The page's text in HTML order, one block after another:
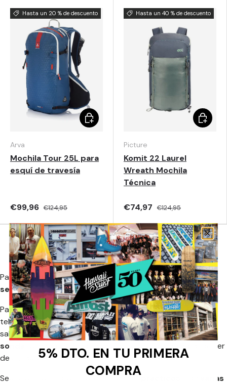
Hasta un 20 % de descuento
Arva
Mochila Tour 25L para
esquí de travesía
€99,96 €124,95
Elegir opciones
Hasta un 40 % de descuento
Picture
Komit 22 Laurel
Wreath Mochila
Técnica
€74,97 €124,95
Elegir
Partir en montañarequiere tener todas estas cosas
seguras!
Para poner sucomida, susefectos personales(llaves,
teléfono, auriculares, cámara...) o bien durante grandes
salidas de freeride fuera de pista paraguardar pala y
sonda
, la mochila es indispensable y su elección no debe ser
descuidada.
Sea cual sea su práctica, deberán serprácticos
varias
5% DTO. EN TU PRIMERA
COMPRA